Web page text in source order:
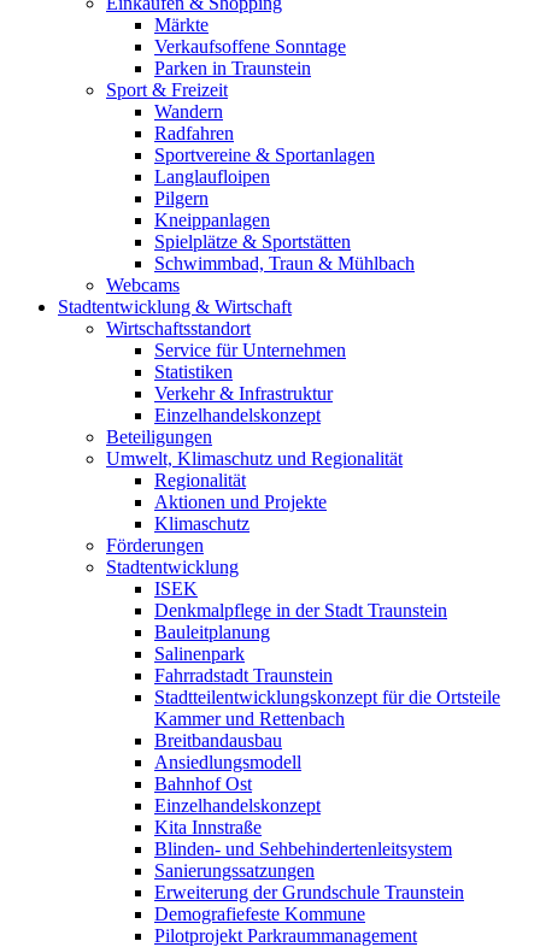
Märkte
Verkaufsoffene Sonntage
Parken in Traunstein
Sport & Freizeit
Wandern
Radfahren
Sportvereine & Sportanlagen
Langlaufloipen
Pilgern
Kneippanlagen
Spielplätze & Sportstätten
Schwimmbad, Traun & Mühlbach
Webcams
Stadtentwicklung & Wirtschaft
Wirtschaftsstandort
Service für Unternehmen
Statistiken
Verkehr & Infrastruktur
Einzelhandelskonzept
Beteiligungen
Umwelt, Klimaschutz und Regionalität
Regionalität
Aktionen und Projekte
Klimaschutz
Förderungen
Stadtentwicklung
ISEK
Denkmalpflege in der Stadt Traunstein
Bauleitplanung
Salinenpark
Fahrradstadt Traunstein
Stadtteilentwicklungskonzept für die Ortsteile
Kammer und Rettenbach
Breitbandausbau
Ansiedlungsmodell
Bahnhof Ost
Einzelhandelskonzept
Kita Innstraße
Blinden- und Sehbehindertenleitsystem
Sanierungssatzungen
Erweiterung der Grundschule Traunstein
Demografiefeste Kommune
Pilotprojekt Parkraummanagement